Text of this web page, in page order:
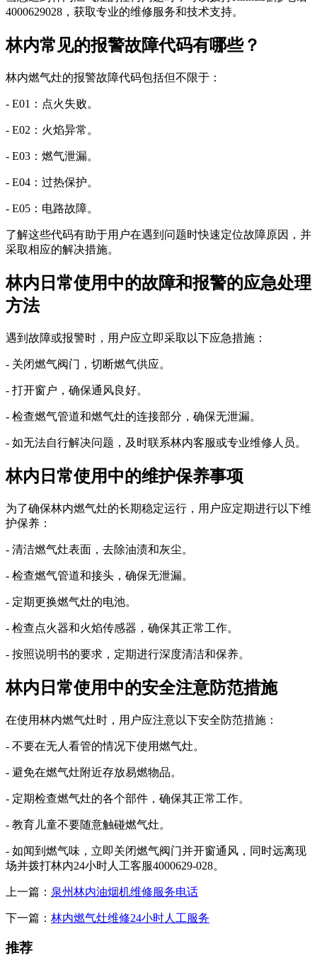
4000629028，获取专业的维修服务和技术支持。
林内常见的报警故障代码有哪些？
林内燃气灶的报警故障代码包括但不限于：
- E01：点火失败。
- E02：火焰异常。
- E03：燃气泄漏。
- E04：过热保护。
- E05：电路故障。
了解这些代码有助于用户在遇到问题时快速定位故障原因，并
采取相应的解决措施。
林内日常使用中的故障和报警的应急处理
方法
遇到故障或报警时，用户应立即采取以下应急措施：
- 关闭燃气阀门，切断燃气供应。
- 打开窗户，确保通风良好。
- 检查燃气管道和燃气灶的连接部分，确保无泄漏。
- 如无法自行解决问题，及时联系林内客服或专业维修人员。
林内日常使用中的维护保养事项
为了确保林内燃气灶的长期稳定运行，用户应定期进行以下维
护保养：
- 清洁燃气灶表面，去除油渍和灰尘。
- 检查燃气管道和接头，确保无泄漏。
- 定期更换燃气灶的电池。
- 检查点火器和火焰传感器，确保其正常工作。
- 按照说明书的要求，定期进行深度清洁和保养。
林内日常使用中的安全注意防范措施
在使用林内燃气灶时，用户应注意以下安全防范措施：
- 不要在无人看管的情况下使用燃气灶。
- 避免在燃气灶附近存放易燃物品。
- 定期检查燃气灶的各个部件，确保其正常工作。
- 教育儿童不要随意触碰燃气灶。
- 如闻到燃气味，立即关闭燃气阀门并开窗通风，同时远离现
场并拨打林内24小时人工客服4000629-028。
上一篇： 泉州林内油烟机维修服务电话
下一篇： 林内燃气灶维修24小时人工服务
推荐